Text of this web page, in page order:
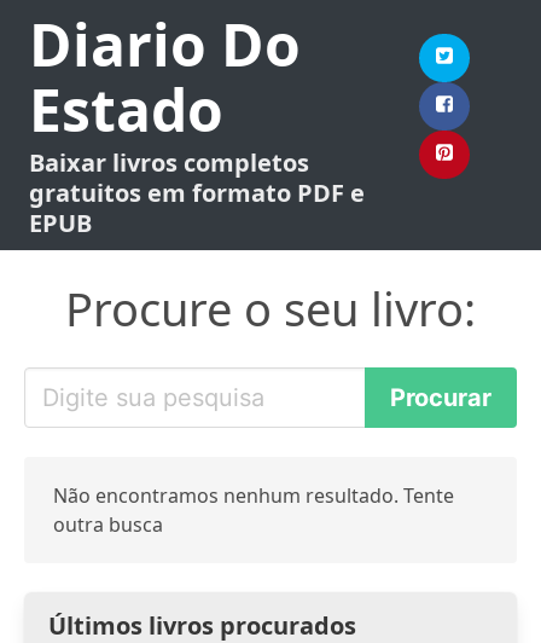
Diario Do
Estado
Baixar livros completos
gratuitos em formato PDF e
EPUB
Procure o seu livro:
Não encontramos nenhum resultado. Tente
outra busca
Últimos livros procurados